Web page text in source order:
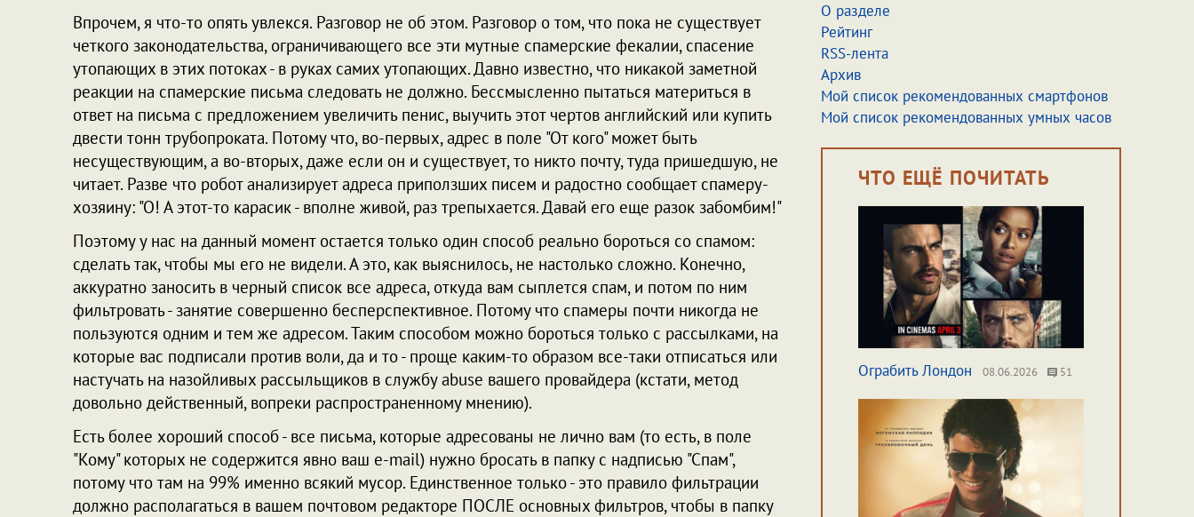
Впрочем, я что-то опять увлекся. Разговор не об этом. Разговор о том, что пока не существует
четкого законодательства, ограничивающего все эти мутные спамерские фекалии, спасение
утопающих в этих потоках - в руках самих утопающих. Давно известно, что никакой заметной
реакции на спамерские письма следовать не должно. Бессмысленно пытаться материться в
ответ на письма с предложением увеличить пенис, выучить этот чертов английский или купить
двести тонн трубопроката. Потому что, во-первых, адрес в поле "От кого" может быть
несуществующим, а во-вторых, даже если он и существует, то никто почту, туда пришедшую, не
читает. Разве что робот анализирует адреса приползших писем и радостно сообщает спамеру-
хозяину: "О! А этот-то карасик - вполне живой, раз трепыхается. Давай его еще разок забомбим!"
Поэтому у нас на данный момент остается только один способ реально бороться со спамом:
сделать так, чтобы мы его не видели. А это, как выяснилось, не настолько сложно. Конечно,
аккуратно заносить в черный список все адреса, откуда вам сыплется спам, и потом по ним
фильтровать - занятие совершенно бесперспективное. Потому что спамеры почти никогда не
пользуются одним и тем же адресом. Таким способом можно бороться только с рассылками, на
которые вас подписали против воли, да и то - проще каким-то образом все-таки отписаться или
настучать на назойливых рассыльщиков в службу abuse вашего провайдера (кстати, метод
довольно действенный, вопреки распространенному мнению).
Есть более хороший способ - все письма, которые адресованы не лично вам (то есть, в поле
"Кому" которых не содержится явно ваш e-mail) нужно бросать в папку с надписью "Спам",
потому что там на 99% именно всякий мусор. Единственное только - это правило фильтрации
должно располагаться в вашем почтовом редакторе ПОСЛЕ основных фильтров, чтобы в папку
О разделе
Рейтинг
RSS-лента
Архив
Мой список рекомендованных смартфонов
Мой список рекомендованных умных часов
ЧТО ЕЩЁ ПОЧИТАТЬ
Ограбить Лондон 08.06.2026 51